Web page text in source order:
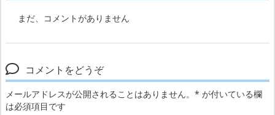
まだ、コメントがありません
コメントをどうぞ
メールアドレスが公開されることはありません。 * が付いている欄
は必須項目です